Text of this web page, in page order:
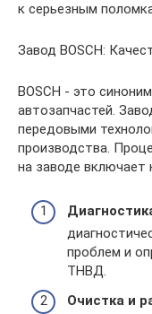
к серьезным
Завод BOSCH:
BOSCH - это
автозапчастей.
передовыми
производства.
на заводе включает
проблем и
ТНВД.
Очистка и